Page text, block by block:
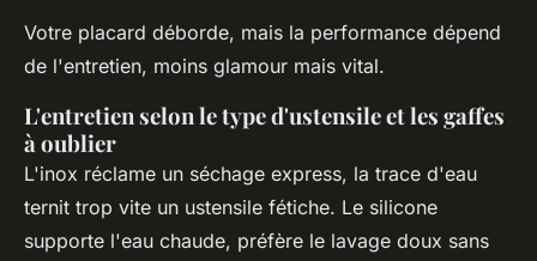
Votre placard déborde, mais la performance dépend
de l'entretien, moins glamour mais vital.
L'entretien selon le type d'ustensile et les gaffes
à oublier
L'inox réclame un séchage express, la trace d'eau
ternit trop vite un ustensile fétiche. Le silicone
supporte l'eau chaude, préfère le lavage doux sans